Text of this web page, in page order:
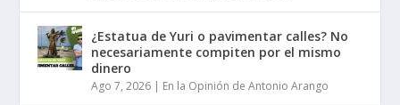
¿Estatua de Yuri o pavimentar calles? No
necesariamente compiten por el mismo
dinero
Ago 7, 2026 | En la Opinión de Antonio Arango